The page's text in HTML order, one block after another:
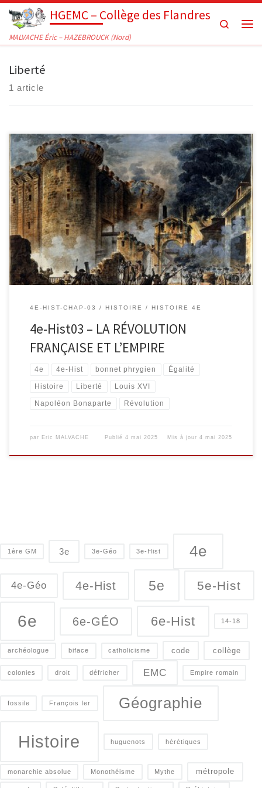
Passer au contenuHGEMC – Collège des Flandres
MALVACHE Éric – HAZEBROUCK (Nord)
Search
Liberté
1 article
4E-HIST-CHAP-03 HISTOIRE HISTOIRE 4E
4e-Hist03 – LA RÉVOLUTION
FRANÇAISE ET L’EMPIRE
4e 4e-Hist bonnet phrygien Égalité
Histoire Liberté Louis XVI
Napoléon Bonaparte Révolution
par Eric MALVACHE Publié4 mai 2025 Mis à jour4 mai 2025
1ère GM 3e 3e-Géo 3e-Hist 4e
4e-Géo 4e-Hist 5e 5e-Hist
6e 6e-GÉO 6e-Hist 14-18
archéologue biface catholicisme code collège
colonies droit défricher EMC Empire romain
fossile François Ier Géographie
Histoire huguenots hérétiques
monarchie absolue Monothéisme Mythe métropole